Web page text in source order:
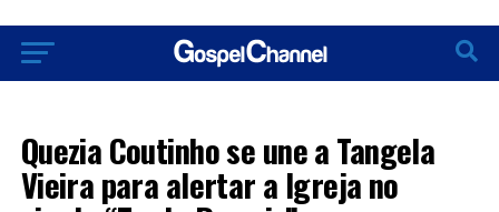
Quezia Coutinho se une a Tangela
Vieira para alertar a Igreja no